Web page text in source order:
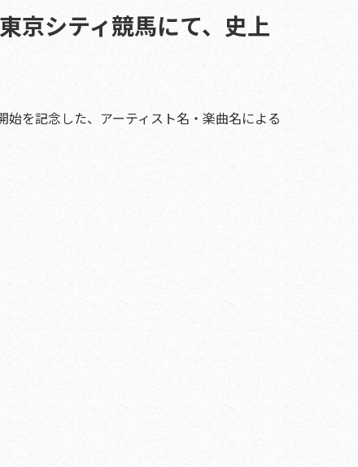
京シティ競馬にて、史上
を記念した、アーティスト名・楽曲名による